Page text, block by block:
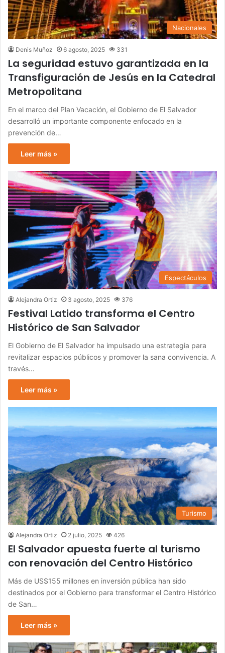
Nacionales
Denis Muñoz 6 agosto, 2025 331
La seguridad estuvo garantizada en la
Transfiguración de Jesús en la Catedral
Metropolitana
En el marco del Plan Vacación, el Gobierno de El Salvador
desarrolló un importante componente enfocado en la
prevención de…
Leer más »
Espectáculos
Alejandra Ortiz 3 agosto, 2025 376
Festival Latido transforma el Centro
Histórico de San Salvador
El Gobierno de El Salvador ha impulsado una estrategia para
revitalizar espacios públicos y promover la sana convivencia. A
través…
Leer más »
Turismo
Alejandra Ortiz 2 julio, 2025 426
El Salvador apuesta fuerte al turismo
con renovación del Centro Histórico
Más de US$155 millones en inversión pública han sido
destinados por el Gobierno para transformar el Centro Histórico
de San…
Leer más »